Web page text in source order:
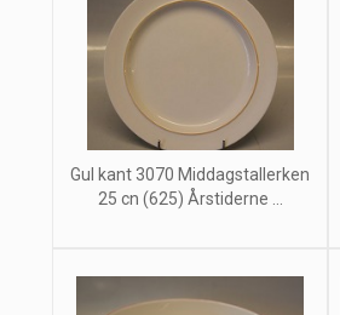
Gul kant 3070 Middagstallerken
25 cn (625) Årstiderne ...